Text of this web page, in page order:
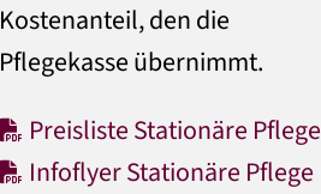
Kostenanteil, den die
Pflegekasse übernimmt.
Preisliste Stationäre Pflege
Infoflyer Stationäre Pflege